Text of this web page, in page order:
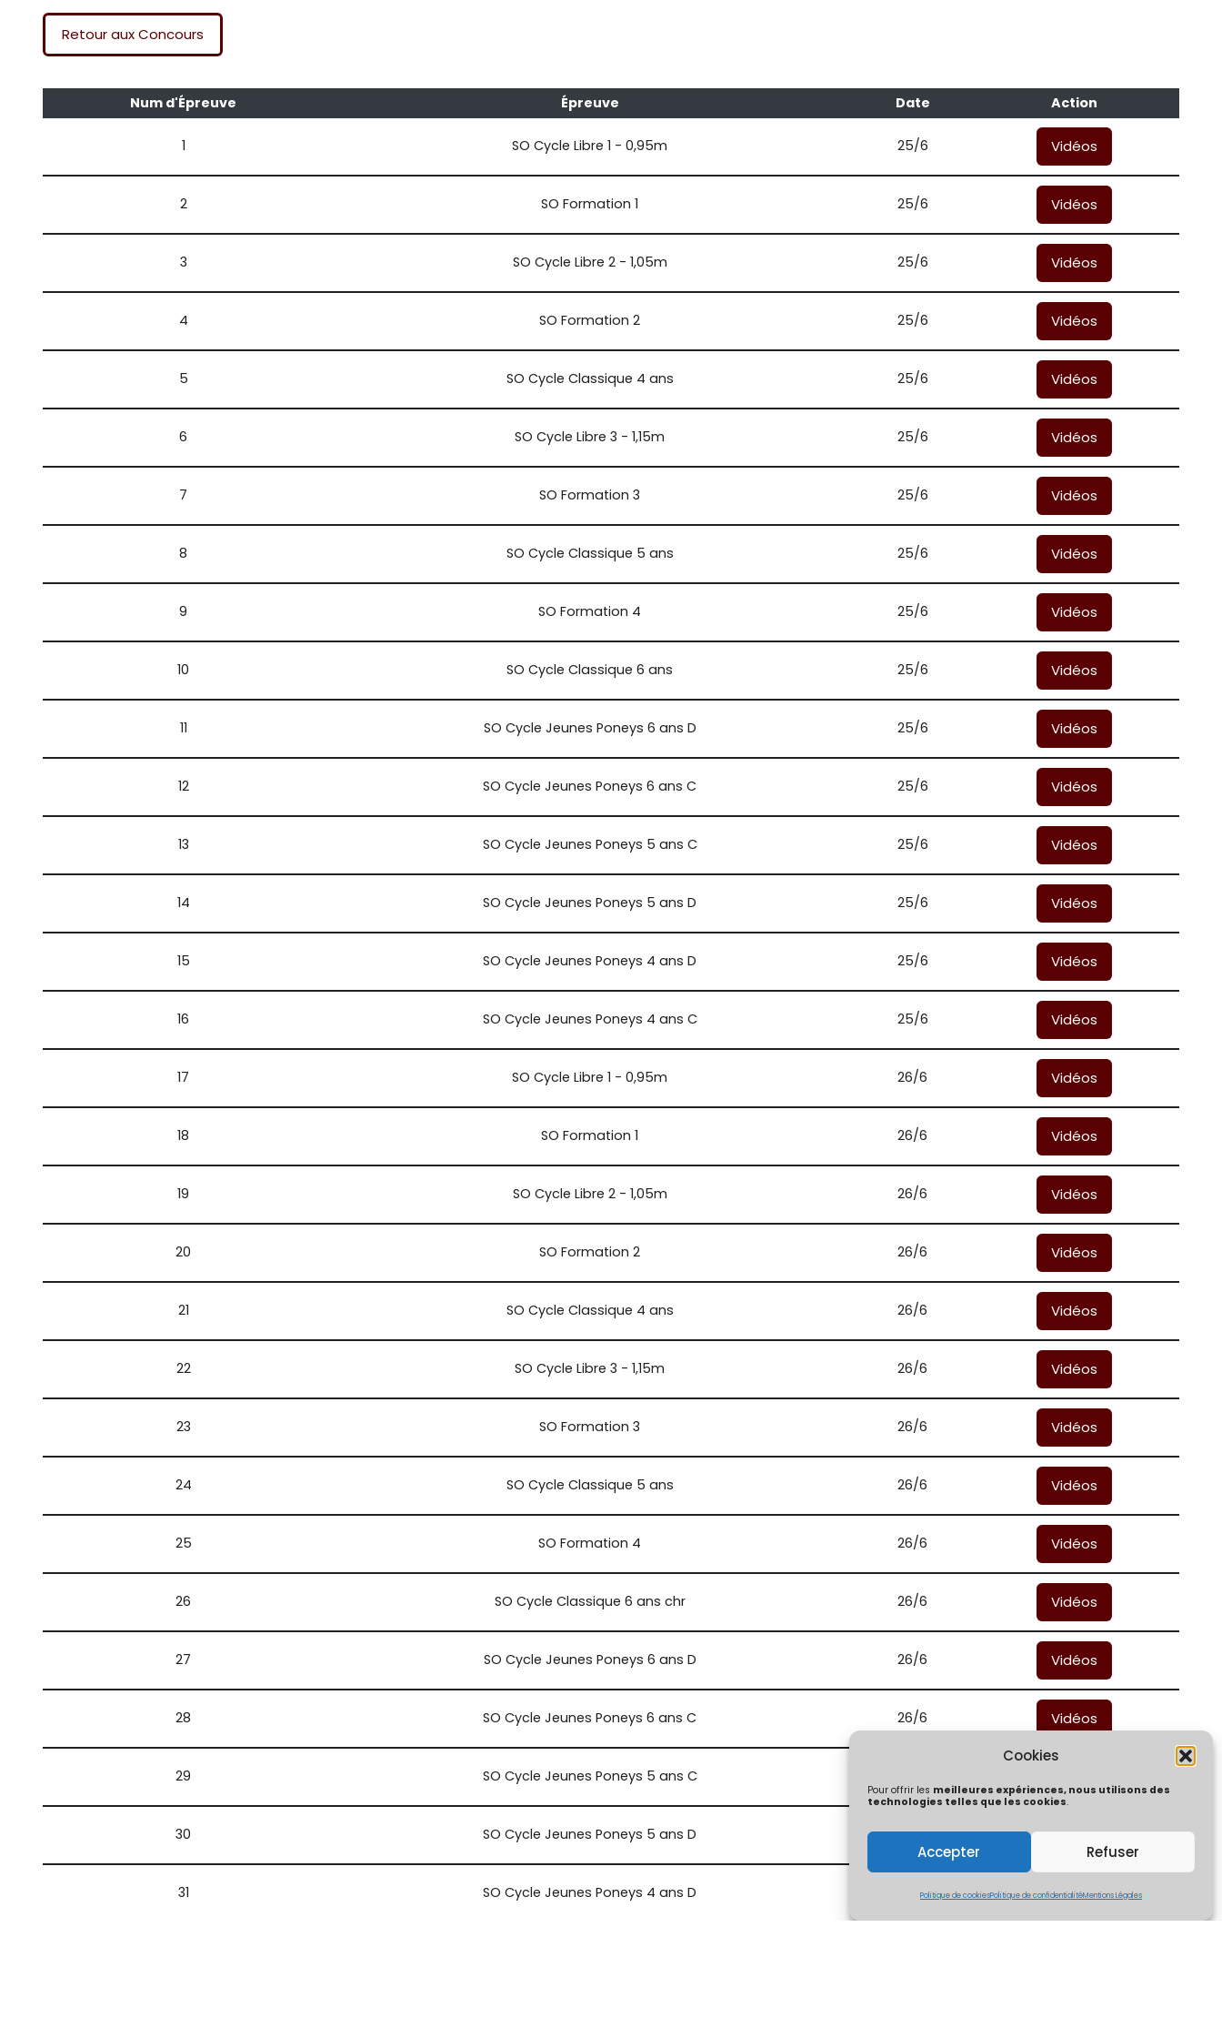
Cookies
Pour offrir les meilleures expériences, nous utilisons des
technologies telles que les cookies.
Accepter Refuser
Politique de cookiesPolitique de confidentialitéMentions Légales
Retour aux Concours
Num d'Épreuve Épreuve Date Action
1 SO Cycle Libre 1 - 0,95m 25/6 Vidéos
2 SO Formation 1 25/6 Vidéos
3 SO Cycle Libre 2 - 1,05m 25/6 Vidéos
4 SO Formation 2 25/6 Vidéos
5 SO Cycle Classique 4 ans 25/6 Vidéos
6 SO Cycle Libre 3 - 1,15m 25/6 Vidéos
7 SO Formation 3 25/6 Vidéos
8 SO Cycle Classique 5 ans 25/6 Vidéos
9 SO Formation 4 25/6 Vidéos
10 SO Cycle Classique 6 ans 25/6 Vidéos
11 SO Cycle Jeunes Poneys 6 ans D 25/6 Vidéos
12 SO Cycle Jeunes Poneys 6 ans C 25/6 Vidéos
13 SO Cycle Jeunes Poneys 5 ans C 25/6 Vidéos
14 SO Cycle Jeunes Poneys 5 ans D 25/6 Vidéos
15 SO Cycle Jeunes Poneys 4 ans D 25/6 Vidéos
16 SO Cycle Jeunes Poneys 4 ans C 25/6 Vidéos
17 SO Cycle Libre 1 - 0,95m 26/6 Vidéos
18 SO Formation 1 26/6 Vidéos
19 SO Cycle Libre 2 - 1,05m 26/6 Vidéos
20 SO Formation 2 26/6 Vidéos
21 SO Cycle Classique 4 ans 26/6 Vidéos
22 SO Cycle Libre 3 - 1,15m 26/6 Vidéos
23 SO Formation 3 26/6 Vidéos
24 SO Cycle Classique 5 ans 26/6 Vidéos
25 SO Formation 4 26/6 Vidéos
26 SO Cycle Classique 6 ans chr 26/6 Vidéos
27 SO Cycle Jeunes Poneys 6 ans D 26/6 Vidéos
28 SO Cycle Jeunes Poneys 6 ans C 26/6 Vidéos
29 SO Cycle Jeunes Poneys 5 ans C
30 SO Cycle Jeunes Poneys 5 ans D 26/6 Vidéos
31 SO Cycle Jeunes Poneys 4 ans D 26/6 Vidéos